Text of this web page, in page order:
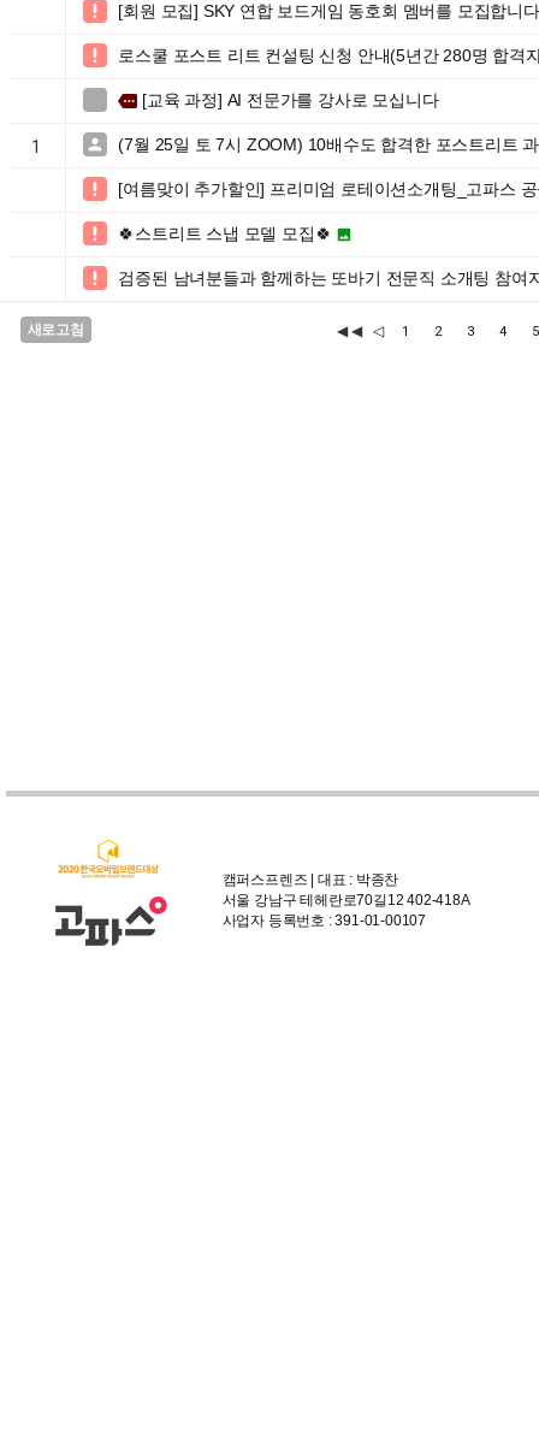
 [회원 모집] SKY 연합 보드게임 동호회 멤버를 모집합니다
 로스쿨 포스트 리트 컨설팅 신청 안내(5년간 280명 합격
more [교육 과정] AI 전문가를 강사로 모십니다
1  (7월 25일 토 7시 ZOOM) 10배수도 합격한 포스트리트
 [여름맞이 추가할인] 프리미엄 로테이션소개팅_고파스
 🍀스트리트 스냅 모델 모집🍀 
 검증된 남녀분들과 함께하는 또바기 전문직 소개팅 참
새로고침 ◀◀ ◁ 1 2 3 4
캠퍼스프렌즈 | 대표 : 박종찬
서울 강남구 테헤란로70길12 402-418A
사업자 등록번호 : 391-01-00107